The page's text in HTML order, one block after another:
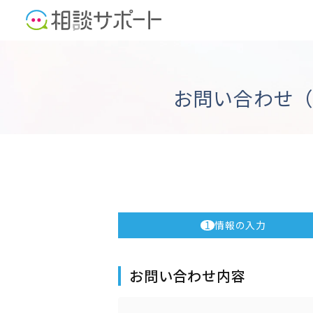
お問い合わせ
1 情報の入力
お問い合わせ内容